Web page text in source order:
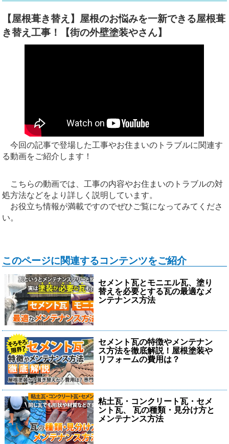
【屋根葺き替え】屋根のお悩みを一新できる屋根葺
き替え工事！【街の外壁塗装やさん】
今回の記事で登場した工事やお住まいのトラブルに関連す
る動画をご紹介します！
こちらの動画では、工事の内容やお住まいのトラブルの対
処方法などをより詳しく説明しています。
お役立ち情報が満載ですのでぜひご覧になってみてくださ
い。
このページに関連するコンテンツをご紹介
セメント瓦とモニエル瓦、塗り
替えを必要とする瓦の最適なメ
ンテナンス方法
セメント瓦の特徴やメンテナン
ス方法を徹底解説！屋根塗装や
リフォームの費用は？
粘土瓦・コンクリート瓦・セメ
ント瓦、 瓦の種類・見分け方と
メンテナンス方法